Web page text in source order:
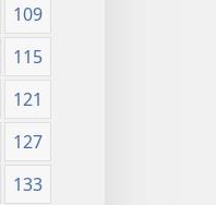
109
115
121
127
133